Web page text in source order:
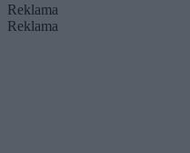
Reklama
Reklama